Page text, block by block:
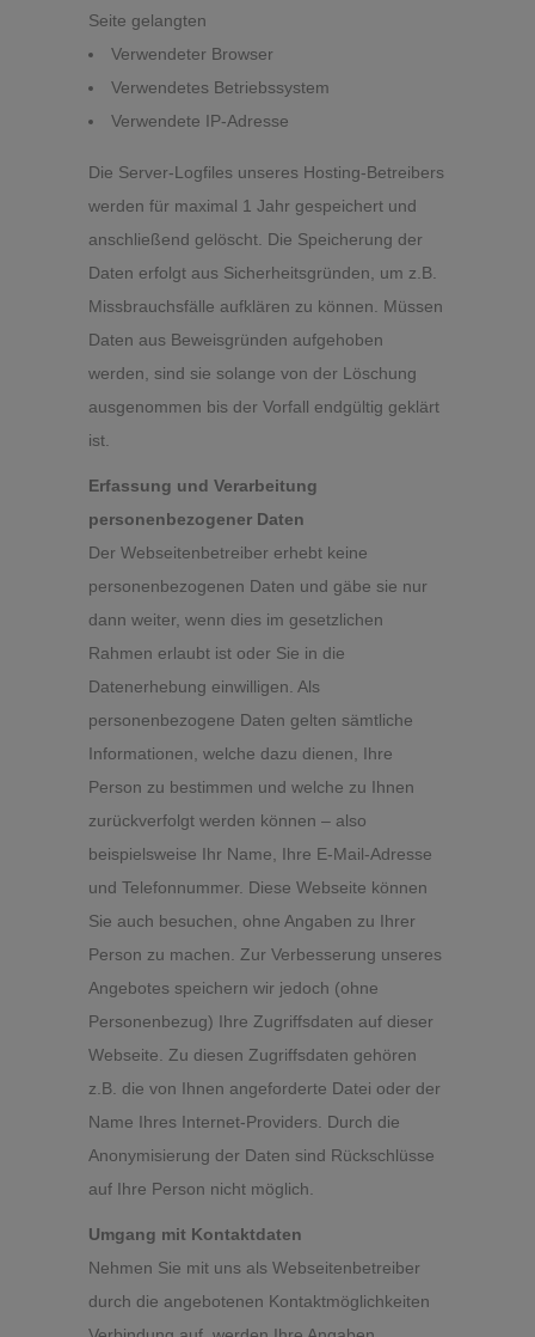
Seite gelangten
Verwendeter Browser
Verwendetes Betriebssystem
Verwendete IP-Adresse
Die Server-Logfiles unseres Hosting-Betreibers
werden für maximal 1 Jahr gespeichert und
anschließend gelöscht. Die Speicherung der
Daten erfolgt aus Sicherheitsgründen, um z.B.
Missbrauchsfälle aufklären zu können. Müssen
Daten aus Beweisgründen aufgehoben
werden, sind sie solange von der Löschung
ausgenommen bis der Vorfall endgültig geklärt
ist.
Erfassung und Verarbeitung
personenbezogener Daten
Der Webseitenbetreiber erhebt keine
personenbezogenen Daten und gäbe sie nur
dann weiter, wenn dies im gesetzlichen
Rahmen erlaubt ist oder Sie in die
Datenerhebung einwilligen. Als
personenbezogene Daten gelten sämtliche
Informationen, welche dazu dienen, Ihre
Person zu bestimmen und welche zu Ihnen
zurückverfolgt werden können – also
beispielsweise Ihr Name, Ihre E-Mail-Adresse
und Telefonnummer. Diese Webseite können
Sie auch besuchen, ohne Angaben zu Ihrer
Person zu machen. Zur Verbesserung unseres
Angebotes speichern wir jedoch (ohne
Personenbezug) Ihre Zugriffsdaten auf dieser
Webseite. Zu diesen Zugriffsdaten gehören
z.B. die von Ihnen angeforderte Datei oder der
Name Ihres Internet-Providers. Durch die
Anonymisierung der Daten sind Rückschlüsse
auf Ihre Person nicht möglich.
Umgang mit Kontaktdaten
Nehmen Sie mit uns als Webseitenbetreiber
durch die angebotenen Kontaktmöglichkeiten